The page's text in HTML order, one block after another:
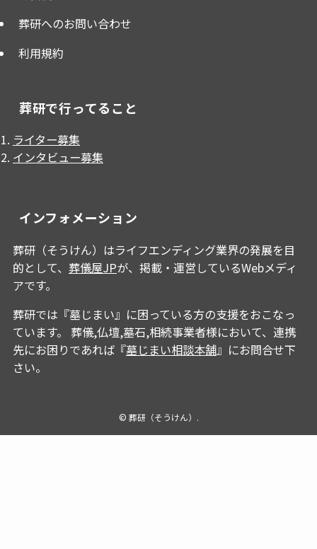
葬研へのお問い合わせ
利用規約
葬研で行ってること
ライター募集
インタビュー募集
インフォメーション
葬研（そうけん）はライフエンディング業界の発展を目
的として、 葬儀屋JPが、掲載・運営しているWebメディ
アです。
葬研では『墓じまい』に困っている方の支援をおこなっ
ています。 葬儀,仏壇,墓石,相続事業者様において、連携
先にお困りであれば『墓じまい相談本舗』にお問合せ下
さい。
© 葬研（そうけん）.